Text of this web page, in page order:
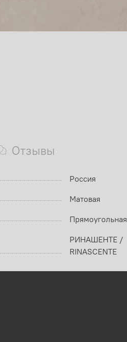
Отзывы
Россия
Матовая
Прямоугольная
РИНАШЕНТЕ /
RINASCENTE